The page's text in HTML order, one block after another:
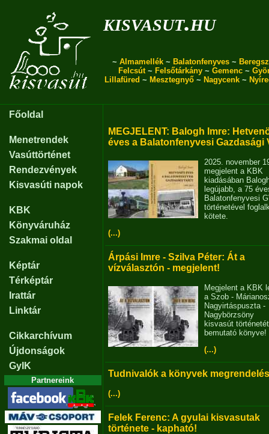
kisvasut.hu
~ Almamellék ~ Balatonfenyves ~
Felcsút~ Felsőtárkány ~ Gemenc ~
Lillafüred ~ Mesztegnyő ~ Nagycenk ~
Főoldal
Menetrendek
Vasúttörténet
Rendezvények
Kisvasúti napok
KBK
Könyváruház
Szakmai oldal
Képtár
Térképtár
Irattár
Linktár
Cikkarchívum
Újdonságok
GyIK
Partnereink
MEGJELENT: Balogh Imre:
éves a Balatonfenyvesi Gazdasági
2025. november
megjelent a KBK
kiadásában
legújabb, a 75
Balatonfenyvesi
történetével
kötete.
(...)
Árpási Imre - Szilva Péter: Át a
vízválasztón - megjelent!
Megjelent a KBK
a Szob -
Nagyirtáspuszta -
Nagybörzsöny
kisvasút történetét
bemutató könyve!
(...)
Tudnivalók a könyvek
(...)
Felek Ferenc: A gyulai kisvasutak
története - kapható!